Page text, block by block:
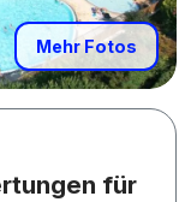
Mehr Fotos
für